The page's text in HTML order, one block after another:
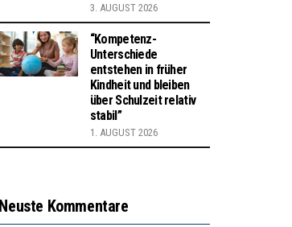
3. AUGUST 2026
“Kompetenz-
Unterschiede
entstehen in früher
Kindheit und bleiben
über Schulzeit relativ
stabil”
1. AUGUST 2026
Neuste Kommentare